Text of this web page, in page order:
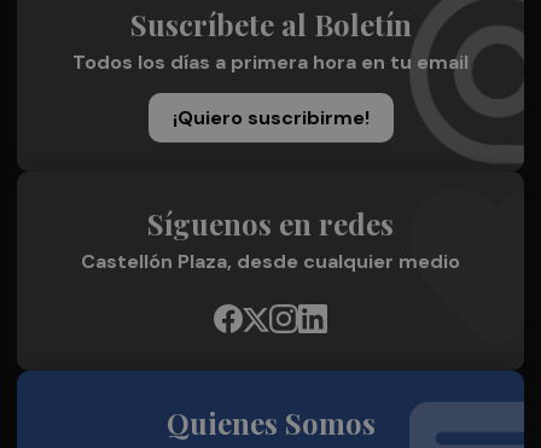
Suscríbete al Boletín
Todos los días a primera hora en tu email
¡Quiero suscribirme!
Síguenos en redes
Castellón Plaza, desde cualquier medio
Quienes Somos